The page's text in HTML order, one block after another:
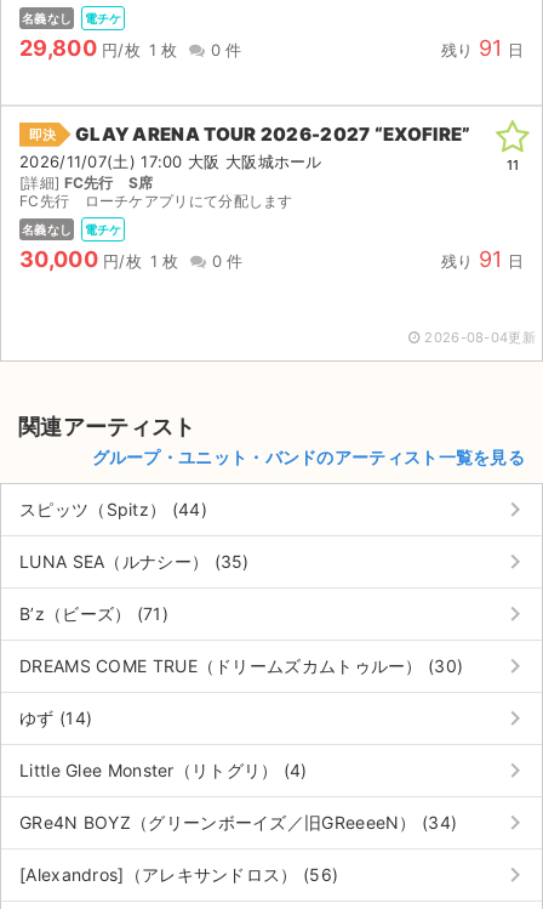
サイト情報
プライバシーポリシー
名義なし 電チケ
29,800 円/枚 1 枚 0 件 残り 91 日
即決 GLAY ARENA TOUR 2026-2027 “EXOFIRE”
2026/11/07(土) 17:00 大阪 大阪城ホール
[詳細] FC先行 S席
FC先行 ローチケアプリにて分配します
名義なし 電チケ
30,000 円/枚 1 枚 0 件 残り 91 日
11
2026-08-04更新
関連アーティスト
グループ・ユニット・バンドのアーティスト一覧を見る
スピッツ（Spitz） (44) keyboard_arrow_right
LUNA SEA（ルナシー） (35) keyboard_arrow_right
B’z（ビーズ） (71) keyboard_arrow_right
DREAMS COME TRUE（ドリームズカムトゥルー） (30) keyboard_arrow_right
ゆず (14) keyboard_arrow_right
Little Glee Monster（リトグリ） (4) keyboard_arrow_right
GRe4N BOYZ（グリーンボーイズ／旧GReeeeN） (34) keyboard_arrow_right
[Alexandros]（アレキサンドロス） (56) keyboard_arrow_right